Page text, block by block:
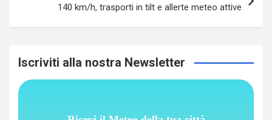
140 km/h, trasporti in tilt e allerte meteo attive
Iscriviti alla nostra Newsletter